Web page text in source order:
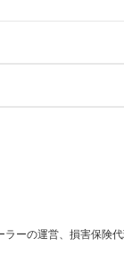
ジ
－ ポータブルナ
ラーの運営、損害保険